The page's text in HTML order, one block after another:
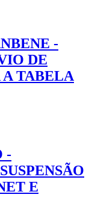
-
DE
A TABELA
-
E